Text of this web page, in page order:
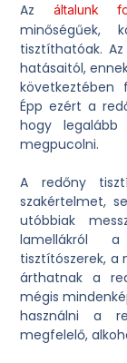
Az általunk
minőségűek,
tisztíthatóak.
hatásaitól,
következtében
Épp ezért a
hogy
megpucolni.
A redőny
szakértelmet,
utóbbiak
lamellákról
tisztítószerek, a
árthatnak a
mégis
használni a
megfelelő,